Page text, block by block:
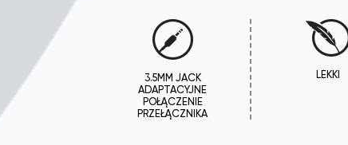
3.5MM JACK
ADAPTACYJNE
POŁĄCZENIE
PRZEŁĄCZNIKA
LEKKI